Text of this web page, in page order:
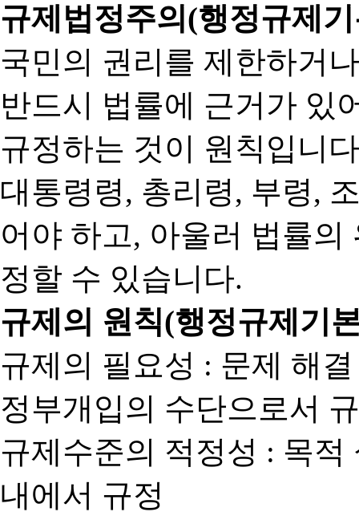
규제법정주의(행정규제
국민의 권리를 제한하거
반드시 법률에 근거가 있
규정하는 것이 원칙입니
대통령령, 총리령, 부령,
어야 하고, 아울러 법률
정할 수 있습니다.
규제의 원칙(행정규제기
규제의 필요성 : 문제 해
정부개입의 수단으로서
규제수준의 적정성 : 목
내에서 규정